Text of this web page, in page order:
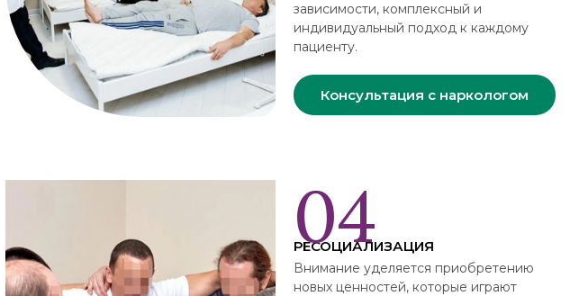
зависимости, комплексный и
индивидуальный подход к каждому
пациенту.
Консультация с наркологом
РЕСОЦИАЛИЗАЦИЯ
Внимание уделяется приобретению
новых ценностей, которые играют